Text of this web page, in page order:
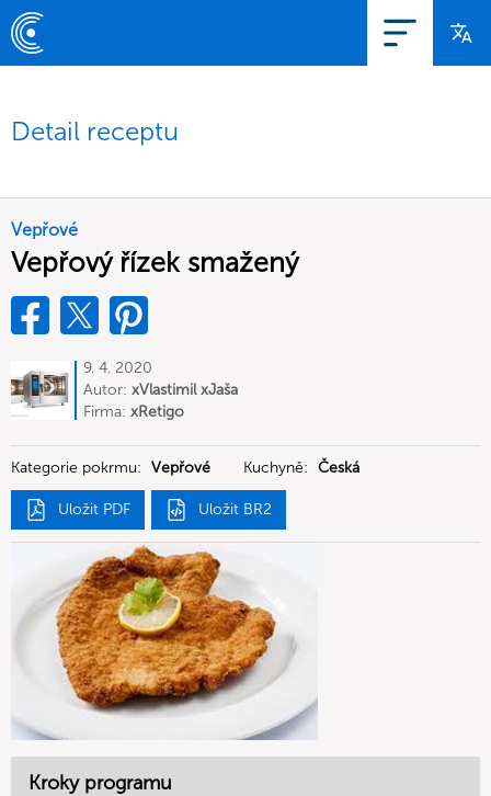
Detail receptu
Vepřové
Vepřový řízek smažený
9. 4. 2020
Autor: xVlastimil xJaša
Firma: xRetigo
Kategorie pokrmu: Vepřové Kuchyně: Česká
Uložit PDF Uložit BR2
Kroky programu